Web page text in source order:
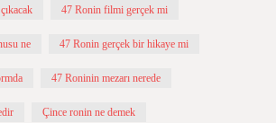
47 Ronin filmi gerçek mi
ne 47 Ronin gerçek bir hikaye mi
47 Roninin mezarı nerede
Çince ronin ne demek